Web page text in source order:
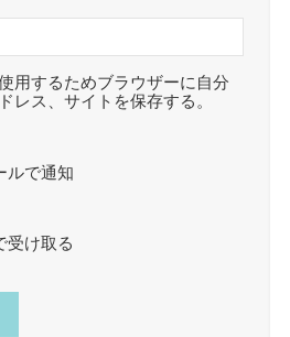
用するためブラウザーに自分
レス、サイトを保存する。
ルで通知
受け取る